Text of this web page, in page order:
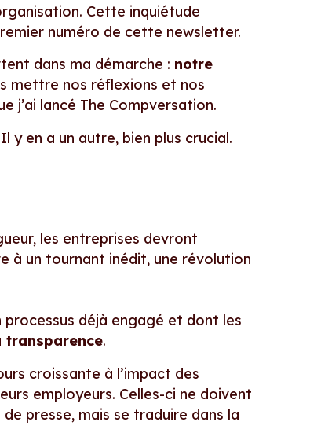
Cette inquiétude
numéro de cette newsletter.
dans ma démarche : notre
mettre nos réflexions et nos
j’ai lancé The Compversation.
y en a un autre, bien plus crucial.
les entreprises devront
à un tournant inédit, une révolution
processus déjà engagé et dont les
transparence.
croissante à l’impact des
employeurs. Celles-ci ne doivent
presse, mais se traduire dans la